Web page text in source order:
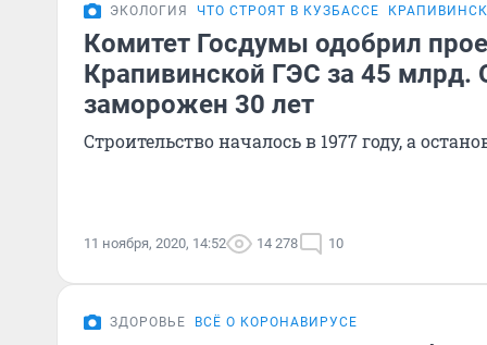
ЭКОЛОГИЯ ЧТО СТРОЯТ В КУЗБАССЕ
Комитет Госдумы одобрил
Крапивинской ГЭС за 45 млрд.
заморожен 30 лет
Строительство началось в 1977 году, а
11 ноября, 2020, 14:52 14 278 10
ЗДОРОВЬЕ ВСЁ О КОРОНАВИРУСЕ